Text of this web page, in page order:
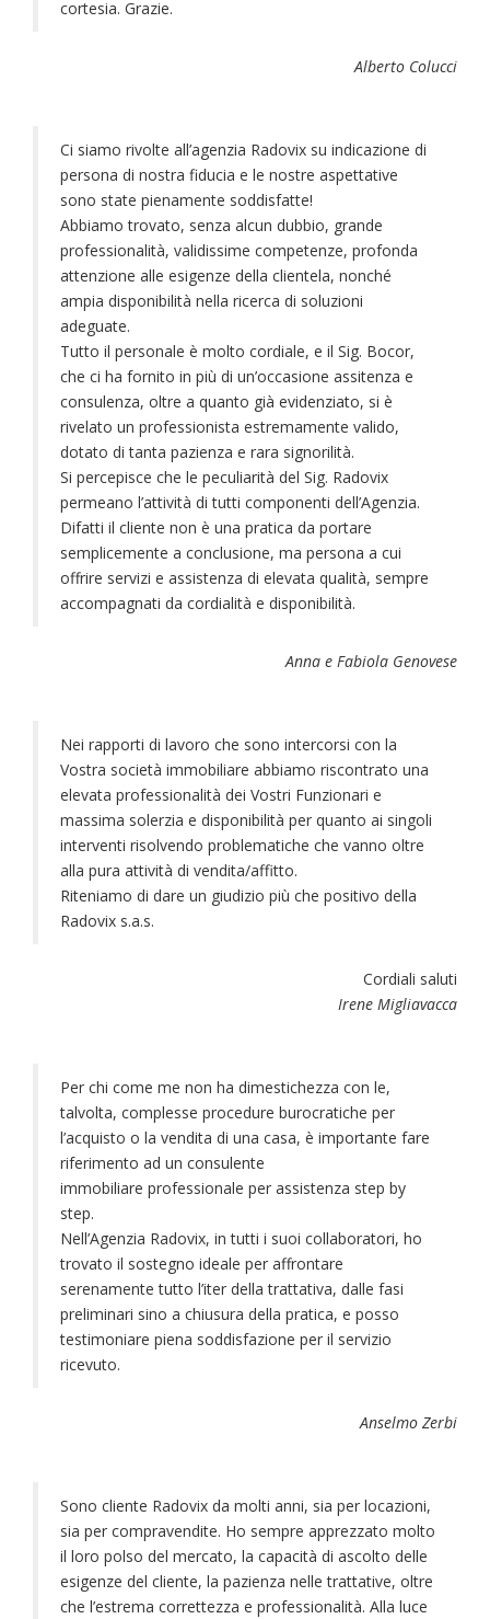
cortesia. Grazie.
Alberto Colucci
Ci siamo rivolte all’agenzia Radovix su indicazione di
persona di nostra fiducia e le nostre aspettative
sono state pienamente soddisfatte!
Abbiamo trovato, senza alcun dubbio, grande
professionalità, validissime competenze, profonda
attenzione alle esigenze della clientela, nonché
ampia disponibilità nella ricerca di soluzioni
adeguate.
Tutto il personale è molto cordiale, e il Sig. Bocor,
che ci ha fornito in più di un’occasione assitenza e
consulenza, oltre a quanto già evidenziato, si è
rivelato un professionista estremamente valido,
dotato di tanta pazienza e rara signorilità.
Si percepisce che le peculiarità del Sig. Radovix
permeano l’attività di tutti componenti dell’Agenzia.
Difatti il cliente non è una pratica da portare
semplicemente a conclusione, ma persona a cui
offrire servizi e assistenza di elevata qualità, sempre
accompagnati da cordialità e disponibilità.
Anna e Fabiola Genovese
Nei rapporti di lavoro che sono intercorsi con la
Vostra società immobiliare abbiamo riscontrato una
elevata professionalità dei Vostri Funzionari e
massima solerzia e disponibilità per quanto ai singoli
interventi risolvendo problematiche che vanno oltre
alla pura attività di vendita/affitto.
Riteniamo di dare un giudizio più che positivo della
Radovix s.a.s.
Cordiali saluti
Irene Migliavacca
Per chi come me non ha dimestichezza con le,
talvolta, complesse procedure burocratiche per
l’acquisto o la vendita di una casa, è importante fare
riferimento ad un consulente
immobiliare professionale per assistenza step by
step.
Nell’Agenzia Radovix, in tutti i suoi collaboratori, ho
trovato il sostegno ideale per affrontare
serenamente tutto l’iter della trattativa, dalle fasi
preliminari sino a chiusura della pratica, e posso
testimoniare piena soddisfazione per il servizio
ricevuto.
Anselmo Zerbi
Sono cliente Radovix da molti anni, sia per locazioni,
sia per compravendite. Ho sempre apprezzato molto
il loro polso del mercato, la capacità di ascolto delle
esigenze del cliente, la pazienza nelle trattative, oltre
che l’estrema correttezza e professionalità. Alla luce